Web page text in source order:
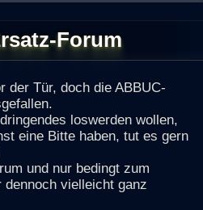
Forum
der Tür, doch die ABBUC-
loswerden wollen,
eine Bitte haben, tut es gern
und nur bedingt zum
vielleicht ganz